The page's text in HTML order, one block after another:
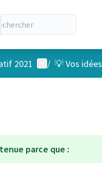
2021 Menu utilisateur
/ 💡 Vos idées
parce que :